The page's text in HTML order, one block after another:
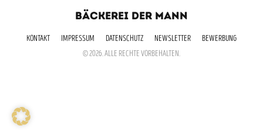
BÄCKEREI DER MANN
KONTAKT IMPRESSUM DATENSCHUTZ NEWSLETTER
BEWERBUNG
© 2026. ALLE RECHTE VORBEHALTEN.